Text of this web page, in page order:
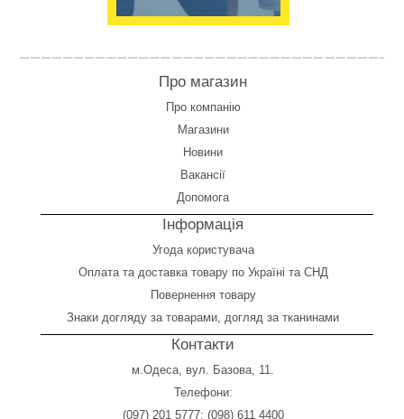
Про магазин
Про компанію
Магазини
Новини
Вакансії
Допомога
Інформація
Угода користувача
Оплата та доставка товару по Україні та СНД
Повернення товару
Знаки догляду за товарами, догляд за тканинами
Контакти
м.Одеса, вул. Базова, 11.
Телефони:
(097) 201 5777; (098) 611 4400